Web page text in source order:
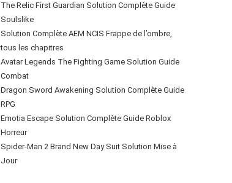
The Relic First Guardian Solution Complète Guide
Soulslike
Solution Complète AEM NCIS Frappe de l’ombre,
tous les chapitres
Avatar Legends The Fighting Game Solution Guide
Combat
Dragon Sword Awakening Solution Complète Guide
RPG
Emotia Escape Solution Complète Guide Roblox
Horreur
Spider-Man 2 Brand New Day Suit Solution Mise à
Jour